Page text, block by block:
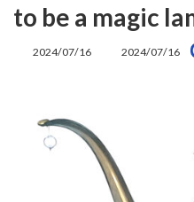
to be a magic
2024/07/16
最
2024/07/16